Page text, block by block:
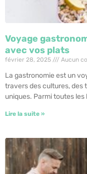
Voyage
avec vos plats
février 28, 2025 Aucun
La gastronomie est un
travers des cultures, des
uniques. Parmi toutes les
Lire la suite »